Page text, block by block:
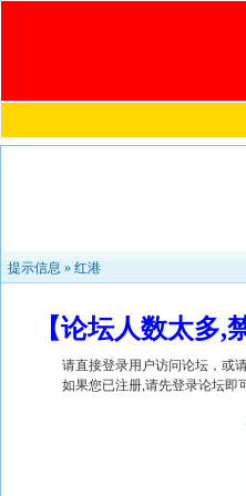
提示信息 » 红港
【论坛人数太多
请直接登录用户访问论坛，或
如果您已注册,请先登录论坛即